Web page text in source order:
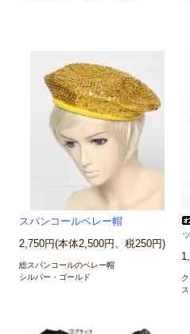
スパンコールベレー帽
2,750円(本体2,500円、税250円)
総スパンコールのベレー帽
シルバー・ゴールド